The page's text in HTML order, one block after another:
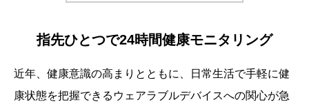
指先ひとつで24時間健康モニタリング
近年、健康意識の高まりとともに、日常生活で手軽に健
康状態を把握できるウェアラブルデバイスへの関心が急